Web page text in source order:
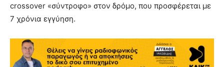
crossover «σύντροφο» στον δρόμο, που προσφέρεται με
7 χρόνια εγγύηση.